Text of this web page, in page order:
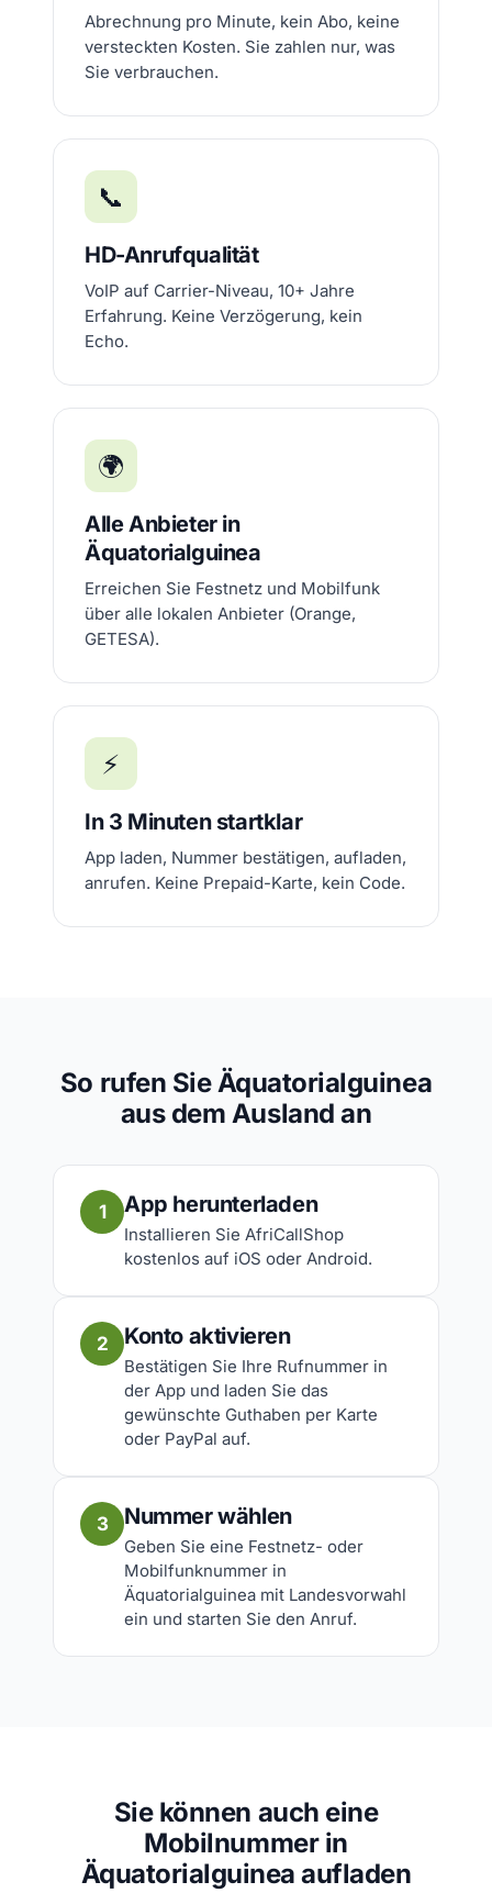
Abrechnung pro Minute, kein Abo, keine
versteckten Kosten. Sie zahlen nur, was
Sie verbrauchen.
📞
HD-Anrufqualität
VoIP auf Carrier-Niveau, 10+ Jahre
Erfahrung. Keine Verzögerung, kein
Echo.
🌍
Alle Anbieter in
Äquatorialguinea
Erreichen Sie Festnetz und Mobilfunk
über alle lokalen Anbieter (Orange,
GETESA).
⚡
In 3 Minuten startklar
App laden, Nummer bestätigen, aufladen,
anrufen. Keine Prepaid-Karte, kein Code.
So rufen Sie Äquatorialguinea
aus dem Ausland an
1 App herunterladen
Installieren Sie AfriCallShop
kostenlos auf iOS oder Android.
2 Konto aktivieren
Bestätigen Sie Ihre Rufnummer in
der App und laden Sie das
gewünschte Guthaben per Karte
oder PayPal auf.
3 Nummer wählen
Geben Sie eine Festnetz- oder
Mobilfunknummer in
Äquatorialguinea mit Landesvorwahl
ein und starten Sie den Anruf.
Sie können auch eine
Mobilnummer in
Äquatorialguinea aufladen